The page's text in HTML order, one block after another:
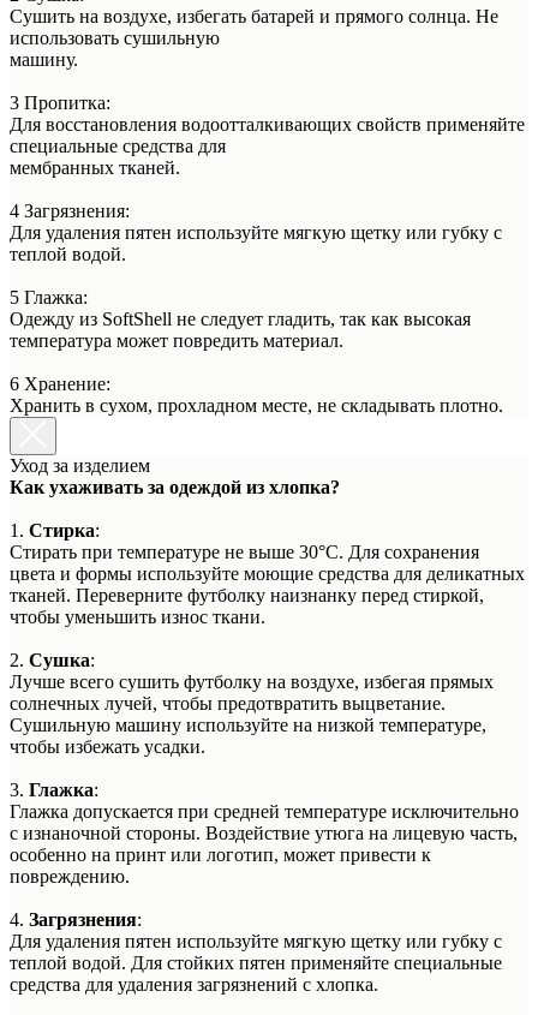
Сушить на воздухе, избегать батарей и прямого солнца. Не
использовать сушильную
машину.
3 Пропитка:
Для восстановления водоотталкивающих свойств применяйте
специальные средства для
мембранных тканей.
4 Загрязнения:
Для удаления пятен используйте мягкую щетку или губку с
теплой водой.
5 Глажка:
Одежду из SoftShell не следует гладить, так как высокая
температура может повредить материал.
6 Хранение:
Хранить в сухом, прохладном месте, не складывать плотно.
Уход за изделием
Как ухаживать за одеждой из хлопка?
1. Стирка:
Стирать при температуре не выше 30°C. Для сохранения
цвета и формы используйте моющие средства для деликатных
тканей. Переверните футболку наизнанку перед стиркой,
чтобы уменьшить износ ткани.
2. Сушка:
Лучше всего сушить футболку на воздухе, избегая прямых
солнечных лучей, чтобы предотвратить выцветание.
Сушильную машину используйте на низкой температуре,
чтобы избежать усадки.
3. Глажка:
Глажка допускается при средней температуре исключительно
с изнаночной стороны. Воздействие утюга на лицевую часть,
особенно на принт или логотип, может привести к
повреждению.
4. Загрязнения:
Для удаления пятен используйте мягкую щетку или губку с
теплой водой. Для стойких пятен применяйте специальные
средства для удаления загрязнений с хлопка.